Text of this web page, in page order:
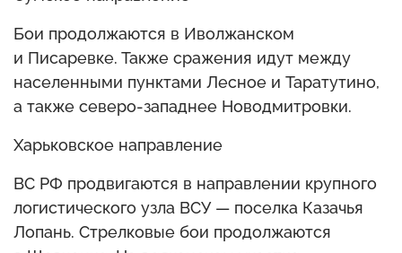
Бои продолжаются в Иволжанском
и Писаревке. Также сражения идут между
населенными пунктами Лесное и Таратутино,
а также северо-западнее Новодмитровки.
Харьковское направление
ВС РФ продвигаются в направлении крупного
логистического узла ВСУ — поселка Казачья
Лопань. Стрелковые бои продолжаются